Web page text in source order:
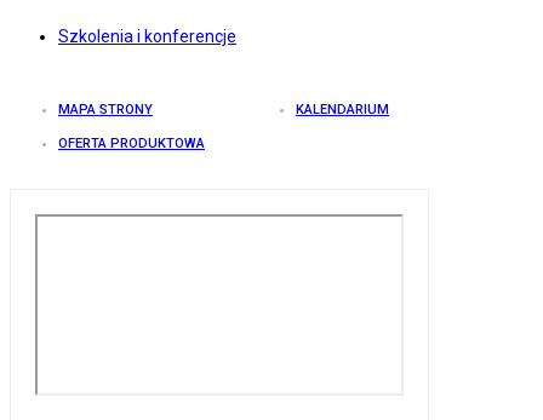
Szkolenia i konferencje
MAPA STRONY KALENDARIUM
OFERTA PRODUKTOWA